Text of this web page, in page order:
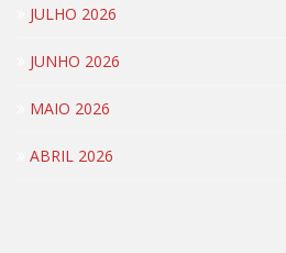
JULHO 2026
JUNHO 2026
MAIO 2026
ABRIL 2026